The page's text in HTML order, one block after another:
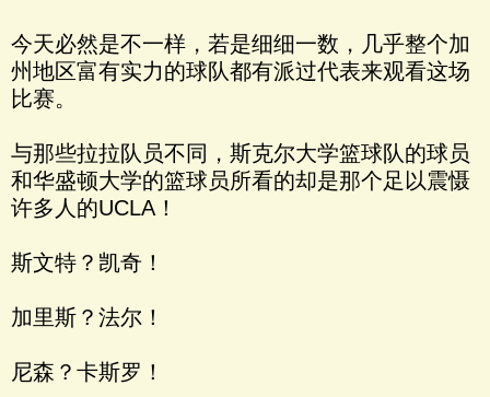
今天必然是不一样，若是细细一数，几乎整个加
州地区富有实力的球队都有派过代表来观看这场
比赛。
与那些拉拉队员不同，斯克尔大学篮球队的球员
和华盛顿大学的篮球员所看的却是那个足以震慑
许多人的UCLA！
斯文特？凯奇！
加里斯？法尔！
尼森？卡斯罗！